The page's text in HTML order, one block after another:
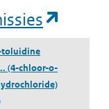
toluidine
(4-chloor-o-